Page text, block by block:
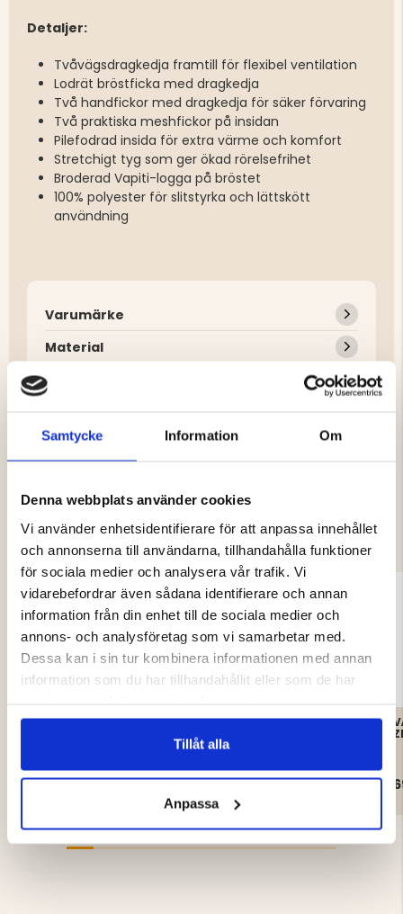
Samtycke Information Om
Denna webbplats använder cookies
Vi använder enhetsidentifierare för att anpassa innehållet
och annonserna till användarna, tillhandahålla funktioner
för sociala medier och analysera vår trafik. Vi
vidarebefordrar även sådana identifierare och annan
information från din enhet till de sociala medier och
annons- och analysföretag som vi samarbetar med.
Dessa kan i sin tur kombinera informationen med annan
information som du har tillhandahållit eller som de har
Tillåt alla
Anpassa
Detaljer:
Tvåvägsdragkedja framtill för flexibel ventilation
Lodrät bröstficka med dragkedja
Två handfickor med dragkedja för säker förvaring
Två praktiska meshfickor på insidan
Pilefodrad insida för extra värme och komfort
Stretchigt tyg som ger ökad rörelsefrihet
Broderad Vapiti-logga på bröstet
100% polyester för slitstyrka och lättskött
användning
Varumärke
Material
Skötselråd
DU KANSKE OCKSÅ ÄR INTRESSERAD
AV
VAPITI FLEECEVÄST,
399 kr
KLASSISK QUILTAD
599 kr